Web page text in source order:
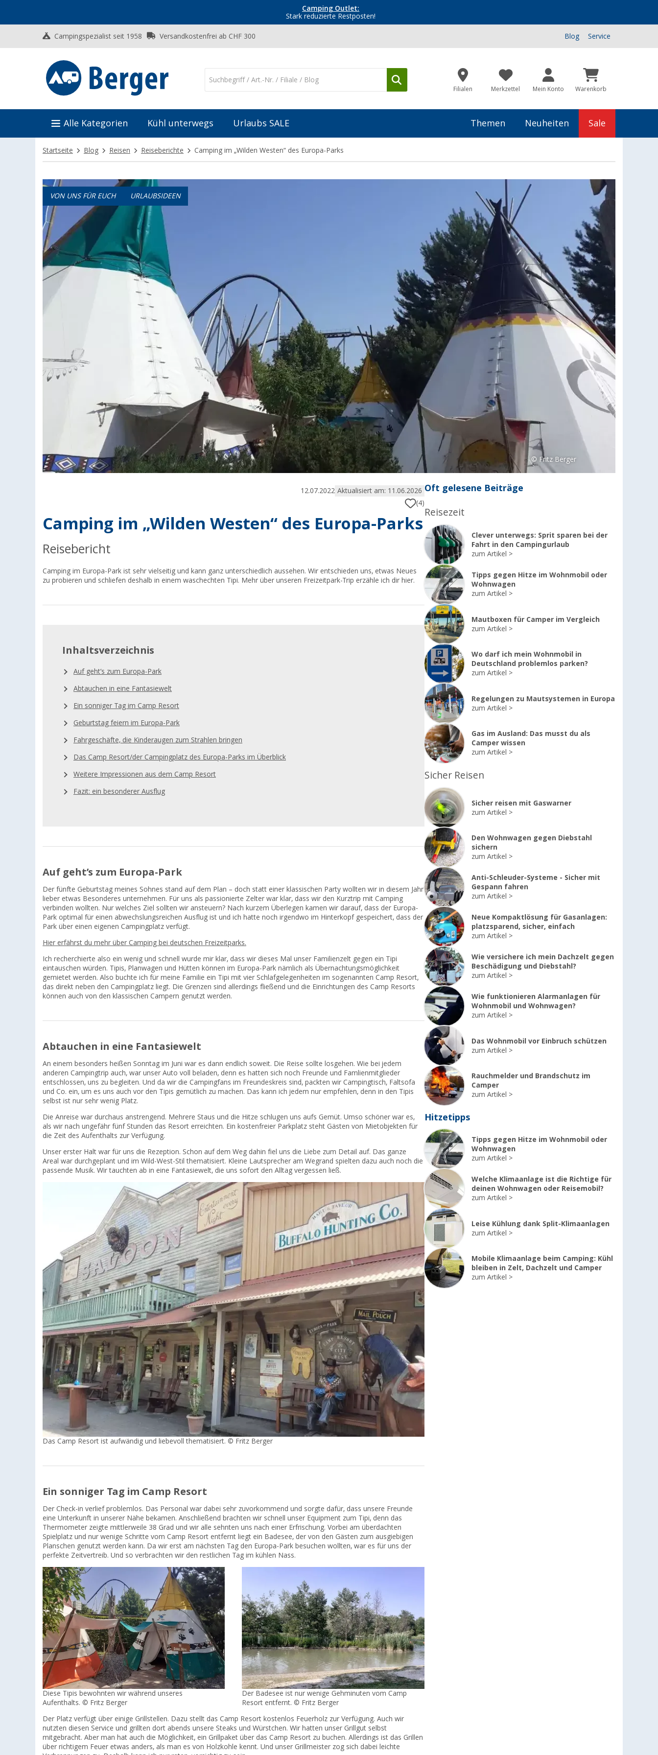
Camping Outlet:
Stark reduzierte Restposten!
Campingspezialist seit 1958 Versandkostenfrei ab CHF 300 Blog Service
Filialen Merkzettel Mein Konto Warenkorb
Alle Kategorien Kühl unterwegs Urlaubs SALE Themen Neuheiten Sale
Startseite Blog Reisen Reiseberichte Camping im „Wilden Westen“ des Europa-Parks
VON UNS FÜR EUCH URLAUBSIDEEN
© Fritz Berger
12.07.2022 Aktualisiert am: 11.06.2026
(4)
Camping im „Wilden Westen“ des Europa-Parks
Reisebericht
Camping im Europa-Park ist sehr vielseitig und kann ganz unterschiedlich aussehen. Wir entschieden uns, etwas Neues
zu probieren und schliefen deshalb in einem waschechten Tipi. Mehr über unseren Freizeitpark-Trip erzähle ich dir hier.
Inhaltsverzeichnis
Auf geht’s zum Europa-Park
Abtauchen in eine Fantasiewelt
Ein sonniger Tag im Camp Resort
Geburtstag feiern im Europa-Park
Fahrgeschäfte, die Kinderaugen zum Strahlen bringen
Das Camp Resort/der Campingplatz des Europa-Parks im Überblick
Weitere Impressionen aus dem Camp Resort
Fazit: ein besonderer Ausflug
Auf geht’s zum Europa-Park
Der fünfte Geburtstag meines Sohnes stand auf dem Plan – doch statt einer klassischen Party wollten wir in diesem Jahr
lieber etwas Besonderes unternehmen. Für uns als passionierte Zelter war klar, dass wir den Kurztrip mit Camping
verbinden wollten. Nur welches Ziel sollten wir ansteuern? Nach kurzem Überlegen kamen wir darauf, dass der Europa-
Park optimal für einen abwechslungsreichen Ausflug ist und ich hatte noch irgendwo im Hinterkopf gespeichert, dass der
Park über einen eigenen Campingplatz verfügt.
Hier erfährst du mehr über Camping bei deutschen Freizeitparks.
Ich recherchierte also ein wenig und schnell wurde mir klar, dass wir dieses Mal unser Familienzelt gegen ein Tipi
eintauschen würden. Tipis, Planwagen und Hütten können im Europa-Park nämlich als Übernachtungsmöglichkeit
gemietet werden. Also buchte ich für meine Familie ein Tipi mit vier Schlafgelegenheiten im sogenannten Camp Resort,
das direkt neben den Campingplatz liegt. Die Grenzen sind allerdings fließend und die Einrichtungen des Camp Resorts
können auch von den klassischen Campern genutzt werden.
Abtauchen in eine Fantasiewelt
An einem besonders heißen Sonntag im Juni war es dann endlich soweit. Die Reise sollte losgehen. Wie bei jedem
anderen Campingtrip auch, war unser Auto voll beladen, denn es hatten sich noch Freunde und Famlienmitglieder
entschlossen, uns zu begleiten. Und da wir die Campingfans im Freundeskreis sind, packten wir Campingtisch, Faltsofa
und Co. ein, um es uns auch vor den Tipis gemütlich zu machen. Das kann ich jedem nur empfehlen, denn in den Tipis
selbst ist nur sehr wenig Platz.
Die Anreise war durchaus anstrengend. Mehrere Staus und die Hitze schlugen uns aufs Gemüt. Umso schöner war es,
als wir nach ungefähr fünf Stunden das Resort erreichten. Ein kostenfreier Parkplatz steht Gästen von Mietobjekten für
die Zeit des Aufenthalts zur Verfügung.
Unser erster Halt war für uns die Rezeption. Schon auf dem Weg dahin fiel uns die Liebe zum Detail auf. Das ganze
Areal war durchgeplant und im Wild-West-Stil thematisiert. Kleine Lautsprecher am Wegrand spielten dazu auch noch die
passende Musik. Wir tauchten ab in eine Fantasiewelt, die uns sofort den Alltag vergessen ließ.
Das Camp Resort ist aufwändig und liebevoll thematisiert. © Fritz Berger
Ein sonniger Tag im Camp Resort
Der Check-in verlief problemlos. Das Personal war dabei sehr zuvorkommend und sorgte dafür, dass unsere Freunde
eine Unterkunft in unserer Nähe bekamen. Anschließend brachten wir schnell unser Equipment zum Tipi, denn das
Thermometer zeigte mittlerweile 38 Grad und wir alle sehnten uns nach einer Erfrischung. Vorbei am überdachten
Spielplatz und nur wenige Schritte vom Camp Resort entfernt liegt ein Badesee, der von den Gästen zum ausgiebigen
Planschen genutzt werden kann. Da wir erst am nächsten Tag den Europa-Park besuchen wollten, war es für uns der
perfekte Zeitvertreib. Und so verbrachten wir den restlichen Tag im kühlen Nass.
Diese Tipis bewohnten wir während unseres
Aufenthalts. © Fritz Berger
Der Badesee ist nur wenige Gehminuten vom Camp
Resort entfernt. © Fritz Berger
Der Platz verfügt über einige Grillstellen. Dazu stellt das Camp Resort kostenlos Feuerholz zur Verfügung. Auch wir
nutzten diesen Service und grillten dort abends unsere Steaks und Würstchen. Wir hatten unser Grillgut selbst
mitgebracht. Aber man hat auch die Möglichkeit, ein Grillpaket über das Camp Resort zu buchen. Allerdings ist das Grillen
über richtigem Feuer etwas anders, als man es von Holzkohle kennt. Und unser Grillmeister zog sich dabei leichte
Oft gelesene Beiträge
Reisezeit
Clever unterwegs: Sprit sparen bei der
Fahrt in den Campingurlaub
zum Artikel
Tipps gegen Hitze im Wohnmobil oder
Wohnwagen
zum Artikel
Mautboxen für Camper im Vergleich
zum Artikel
Wo darf ich mein Wohnmobil in
Deutschland problemlos parken?
zum Artikel
Regelungen zu Mautsystemen in Europa
zum Artikel
Gas im Ausland: Das musst du als
Camper wissen
zum Artikel
Sicher Reisen
Sicher reisen mit Gaswarner
zum Artikel
Den Wohnwagen gegen Diebstahl
sichern
zum Artikel
Anti-Schleuder-Systeme - Sicher mit
Gespann fahren
zum Artikel
Neue Kompaktlösung für Gasanlagen:
platzsparend, sicher, einfach
zum Artikel
Wie versichere ich mein Dachzelt gegen
Beschädigung und Diebstahl?
zum Artikel
Wie funktionieren Alarmanlagen für
Wohnmobil und Wohnwagen?
zum Artikel
Das Wohnmobil vor Einbruch schützen
zum Artikel
Rauchmelder und Brandschutz im
Camper
zum Artikel
Hitzetipps
Tipps gegen Hitze im Wohnmobil oder
Wohnwagen
zum Artikel
Welche Klimaanlage ist die Richtige für
deinen Wohnwagen oder Reisemobil?
zum Artikel
Leise Kühlung dank Split-Klimaanlagen
zum Artikel
Mobile Klimaanlage beim Camping: Kühl
bleiben in Zelt, Dachzelt und Camper
zum Artikel